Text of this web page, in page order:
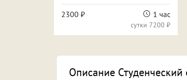
2300 ₽ 1 час
сутки 7200 ₽
Описание Студенческий